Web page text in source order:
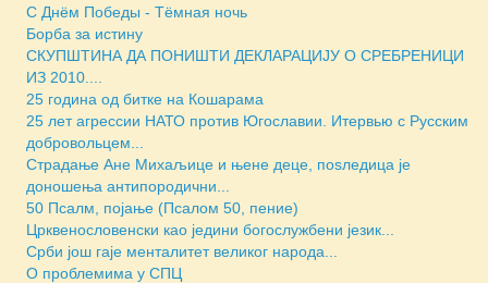
С Днём Победы - Тёмная ночь
Борба за истину
СКУПШТИНА ДА ПОНИШТИ ДЕКЛАРАЦИЈУ О СРЕБРЕНИЦИ
ИЗ 2010....
25 година од битке на Кошарама
25 лет агрессии НАТО против Югославии. Итервью с Русским
добровольцем...
Страдање Ане Михаљице и њене деце, поsледица је
доношења антипородични...
50 Псалм, појање (Псалом 50, пение)
Црквенословенски као једини богослужбени језик...
Срби још гаје менталитет великог народа...
О проблемима у СПЦ